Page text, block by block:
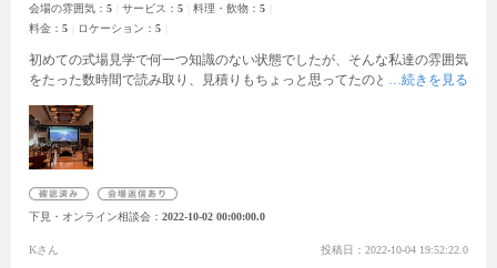
会場の雰囲気： 5 サービス： 5 料理・飲物： 5
料金： 5 ロケーション： 5
初めての式場見学で何一つ知識のない状態でしたが、そんな私達の雰囲気
をたった数時間で読み取り、見積りもちょっと思ってたのと違うな…とな
のではと緊張していたのですが、そのようなこともありませんでした。
当して頂いた方ももちろんですが、飲み物を運んできてくれた別の方も声
を掛けてくれたりと、スタッフの方の接客も素晴らしかったです。
思いました。自分達の式の時間は貸切となり、私達だけの空間が出来上が
ること、夜は花火があげられること…など、魅力的な部分も沢山ありまし
ても後悔はしないのではないかなと思える会場でした。
下見・オンライン相談会 2022-10-02 00:00:00.0
Kさん 投稿日：2022-10-04 19:52:22.0